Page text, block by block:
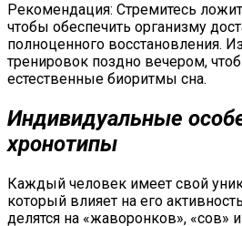
Рекомендация: Стремитесь
чтобы обеспечить организму
полноценного восстановления.
тренировок поздно вечером,
естественные биоритмы сна.
Индивидуальные
хронотипы
Каждый человек имеет свой
который влияет на его
делятся на «жаворонков», «сов»